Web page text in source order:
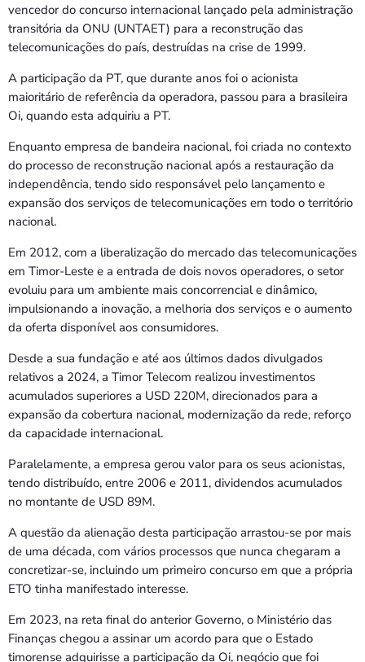
vencedor do concurso internacional lançado pela administração
transitória da ONU (UNTAET) para a reconstrução das
telecomunicações do país, destruídas na crise de 1999.
A participação da PT, que durante anos foi o acionista
maioritário de referência da operadora, passou para a brasileira
Oi, quando esta adquiriu a PT.
Enquanto empresa de bandeira nacional, foi criada no contexto
do processo de reconstrução nacional após a restauração da
independência, tendo sido responsável pelo lançamento e
expansão dos serviços de telecomunicações em todo o território
nacional.
Em 2012, com a liberalização do mercado das telecomunicações
em Timor-Leste e a entrada de dois novos operadores, o setor
evoluiu para um ambiente mais concorrencial e dinâmico,
impulsionando a inovação, a melhoria dos serviços e o aumento
da oferta disponível aos consumidores.
Desde a sua fundação e até aos últimos dados divulgados
relativos a 2024, a Timor Telecom realizou investimentos
acumulados superiores a USD 220M, direcionados para a
expansão da cobertura nacional, modernização da rede, reforço
da capacidade internacional.
Paralelamente, a empresa gerou valor para os seus acionistas,
tendo distribuído, entre 2006 e 2011, dividendos acumulados
no montante de USD 89M.
A questão da alienação desta participação arrastou-se por mais
de uma década, com vários processos que nunca chegaram a
concretizar-se, incluindo um primeiro concurso em que a própria
ETO tinha manifestado interesse.
Em 2023, na reta final do anterior Governo, o Ministério das
Finanças chegou a assinar um acordo para que o Estado
timorense adquirisse a participação da Oi, negócio que foi